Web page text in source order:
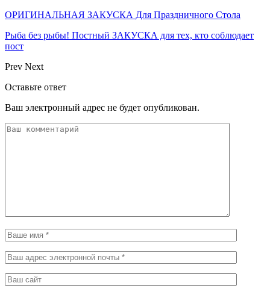
ОРИГИНАЛЬНАЯ ЗАКУСКА Для Праздничного Стола
Рыба без рыбы! Постный ЗАКУСКА для тех, кто соблюдает
пост
Prev Next
Оставьте ответ
Ваш электронный адрес не будет опубликован.